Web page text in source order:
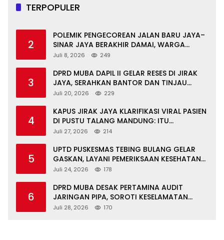
TERPOPULER
2
POLEMIK PENGECOREAN JALAN BARU JAYA–
SINAR JAYA BERAKHIR DAMAI, WARGA
APRESIASI PERAN FORKOPIMCAM DAN DPRD
Juli 8, 2026 249
3
DPRD MUBA DAPIL II GELAR RESES DI JIRAK
JAYA, SERAHKAN BANTOR DAN TINJAU
JALAN RUSAK SERTA TPS 3R
Juli 20, 2026 229
4
KAPUS JIRAK JAYA KLARIFIKASI VIRAL PASIEN
DI PUSTU TALANG MANDUNG: ITU
MISKOMUNIKASI
Juli 27, 2026 214
5
UPTD PUSKESMAS TEBING BULANG GELAR
GASKAN, LAYANI PEMERIKSAAN KESEHATAN
GRATIS UNTUK ASN DI SUNGAI KERUH
Juli 24, 2026 178
6
DPRD MUBA DESAK PERTAMINA AUDIT
JARINGAN PIPA, SOROTI KESELAMATAN
WARGA JIRAK
Juli 28, 2026 170